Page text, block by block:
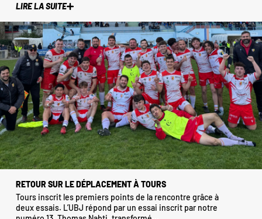
LIRE LA SUITE
RETOUR SUR LE DÉPLACEMENT À TOURS
Tours inscrit les premiers points de la rencontre grâce à
deux essais. L’UBJ répond par un essai inscrit par notre